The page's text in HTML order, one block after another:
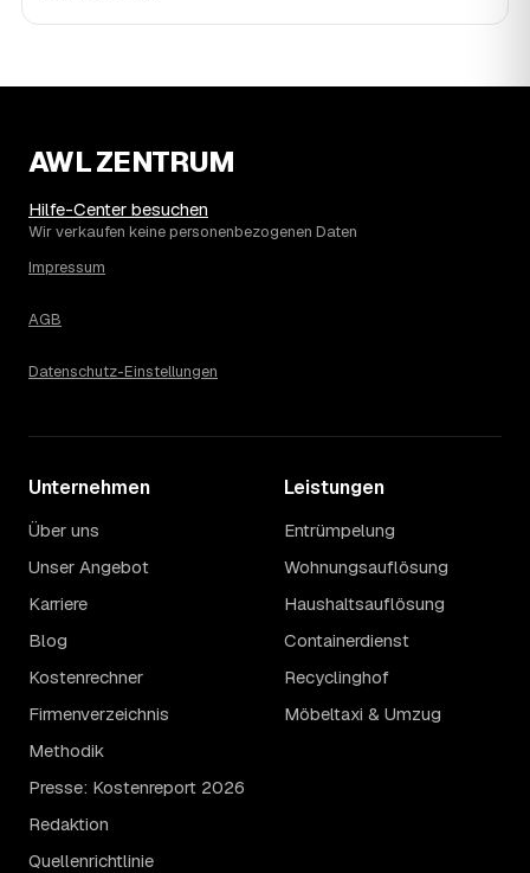
AWL ZENTRUM
Hilfe-Center besuchen
Wir verkaufen keine personenbezogenen Daten
Impressum
AGB
Datenschutz-Einstellungen
Unternehmen
Über uns
Unser Angebot
Karriere
Blog
Kostenrechner
Firmenverzeichnis
Methodik
Presse: Kostenreport 2026
Redaktion
Quellenrichtlinie
Leistungen
Entrümpelung
Wohnungsauflösung
Haushaltsauflösung
Containerdienst
Recyclinghof
Möbeltaxi & Umzug